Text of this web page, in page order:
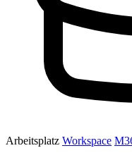
Arbeitsplatz Workspace